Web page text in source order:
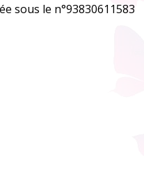
sous le n°93830611583